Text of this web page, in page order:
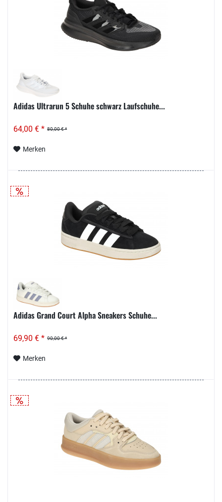
Adidas Ultrarun 5 Schuhe schwarz Laufschuhe...
80,00 € *
64,00 € *
Merken
Adidas Grand Court Alpha Sneakers Schuhe...
90,00 € *
69,90 € *
Merken